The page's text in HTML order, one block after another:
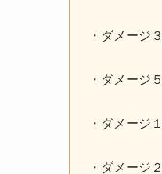
・ダメージ
・ダメージ
・ダメージ
・ダメージ